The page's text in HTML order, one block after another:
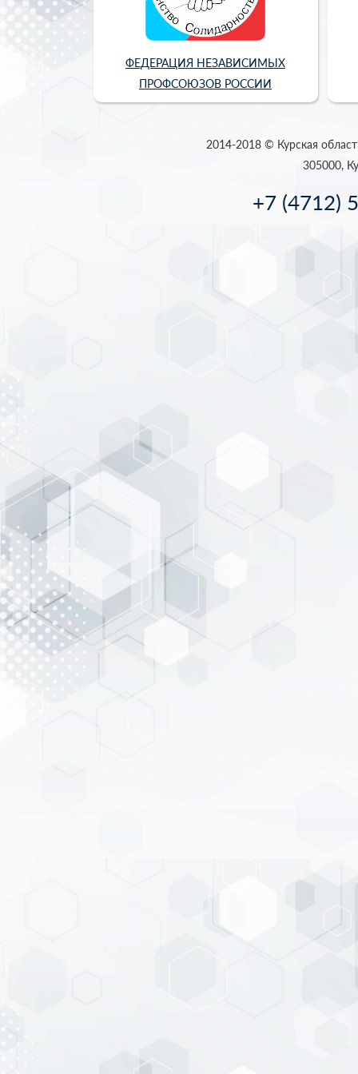
ФЕДЕРАЦИЯ НЕЗАВИСИМЫХ
ПРОФСОЮЗОВ РОССИИ
2014-2018 © Курская
305000,
+7 (4712)